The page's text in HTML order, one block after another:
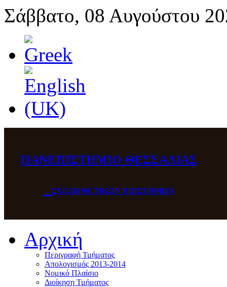
Σάββατο, 08 Αυγούστου
ΠΑΝΕΠΙΣΤΗΜΙΟ ΘΕΣΣΑΛΙΑΣ
ΣΧΟΛΗ ΘΕΤΙΚΩΝ ΕΠΙΣΤΗΜΩΝ
Αρχική
Περιγραφή Τμήματος
Απολογισμός 2013-2014
Νομικό Πλαίσιο
Διοίκηση Τμήματος